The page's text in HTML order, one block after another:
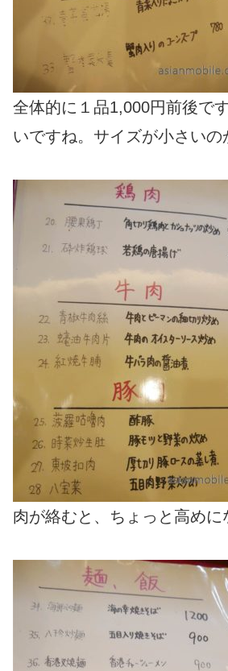
全体的に１品1,000円前後で
いですね。サイズが小さいの
肉が絡むと、ちょっと高めに